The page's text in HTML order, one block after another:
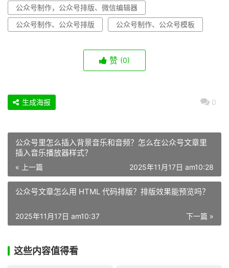
公众号制作，公众号排版、微信编辑器
公众号制作、公众号排版
公众号制作、公众号模板
赞 (0)
0
生成海报
公众号里怎么插入背景音乐和音频？怎么在公众号文章里
插入音乐播放器样式？
« 上一篇 2025年11月17日 am10:28
公众号文章怎么用 HTML 代码排版？排版效果能预览吗？
下一篇 »
2025年11月17日 am10:37
这些内容值得看